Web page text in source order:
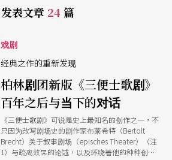
发表文章 24 篇
戏剧
经典之作的重新发现
柏林剧团新版《三便士歌剧》
百年之后与当下的对话
《三便士歌剧》可说是史上最知名的创作之一，不
只因为改写剧场史的剧作家布莱希特（Bertolt
Brecht）关于叙事剧场（episches Theater）（注
1）与疏离效果的论述，以及环绕著他的种种创作